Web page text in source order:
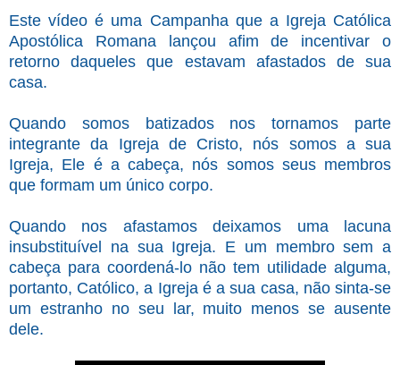
Este vídeo é uma Campanha que a Igreja Católica
Apostólica Romana lançou afim de incentivar o
retorno daqueles que estavam afastados de sua
casa.
Quando somos batizados nos tornamos parte
integrante da Igreja de Cristo, nós somos a sua
Igreja, Ele é a cabeça, nós somos seus membros
que formam um único corpo.
Quando nos afastamos deixamos uma lacuna
insubstituível na sua Igreja. E um membro sem a
cabeça para coordená-lo não tem utilidade alguma,
portanto, Católico, a Igreja é a sua casa, não sinta-se
um estranho no seu lar, muito menos se ausente
dele.